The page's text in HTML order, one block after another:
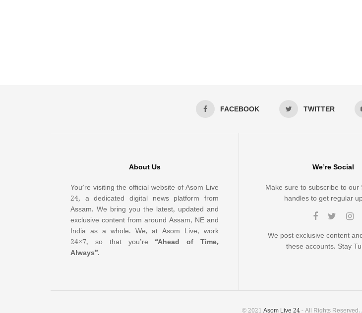
FACEBOOK TWITTER
About Us
You’re visiting the official website of Asom Live
24, a dedicated digital news platform from
Assam. We bring you the latest, updated and
exclusive content from around Assam, NE and
India as a whole. We, at Asom Live, work
24×7, so that you’re“Ahead of Time,
Always”.
We’re Social
Make sure to subscribe to our
handles to get regular
We post exclusive content
these accounts. Stay
© 2021 Asom Live 24- All Rights